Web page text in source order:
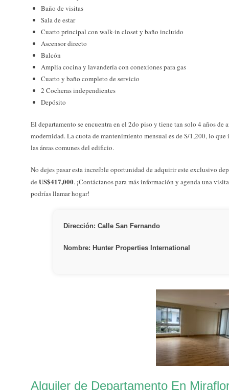
Baño de visitas
Sala de estar
Cuarto principal con walk-in closet y baño incluido
Ascensor directo
Balcón
Amplia cocina y lavandería con conexiones para gas
Cuarto y baño completo de servicio
2 Cocheras independientes
Depósito
El departamento se encuentra en el 2do piso y tiene tan solo 4 años de
modernidad. La cuota de mantenimiento mensual es de S/1,200, lo
las áreas comunes del edificio.
No dejes pasar esta increíble oportunidad de adquirir este exclusivo
de US$417,000. ¡Contáctanos para más información y agenda una
podrías llamar hogar!
Dirección: Calle San Fernando
Nombre: Hunter Properties International
Alquiler de Departamento En